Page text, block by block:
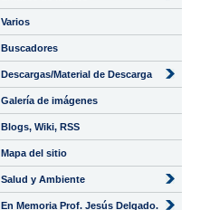
Varios
Buscadores
Descargas/Material de Descarga
Galería de imágenes
Blogs, Wiki, RSS
Mapa del sitio
Salud y Ambiente
En Memoria Prof. Jesús Delgado.